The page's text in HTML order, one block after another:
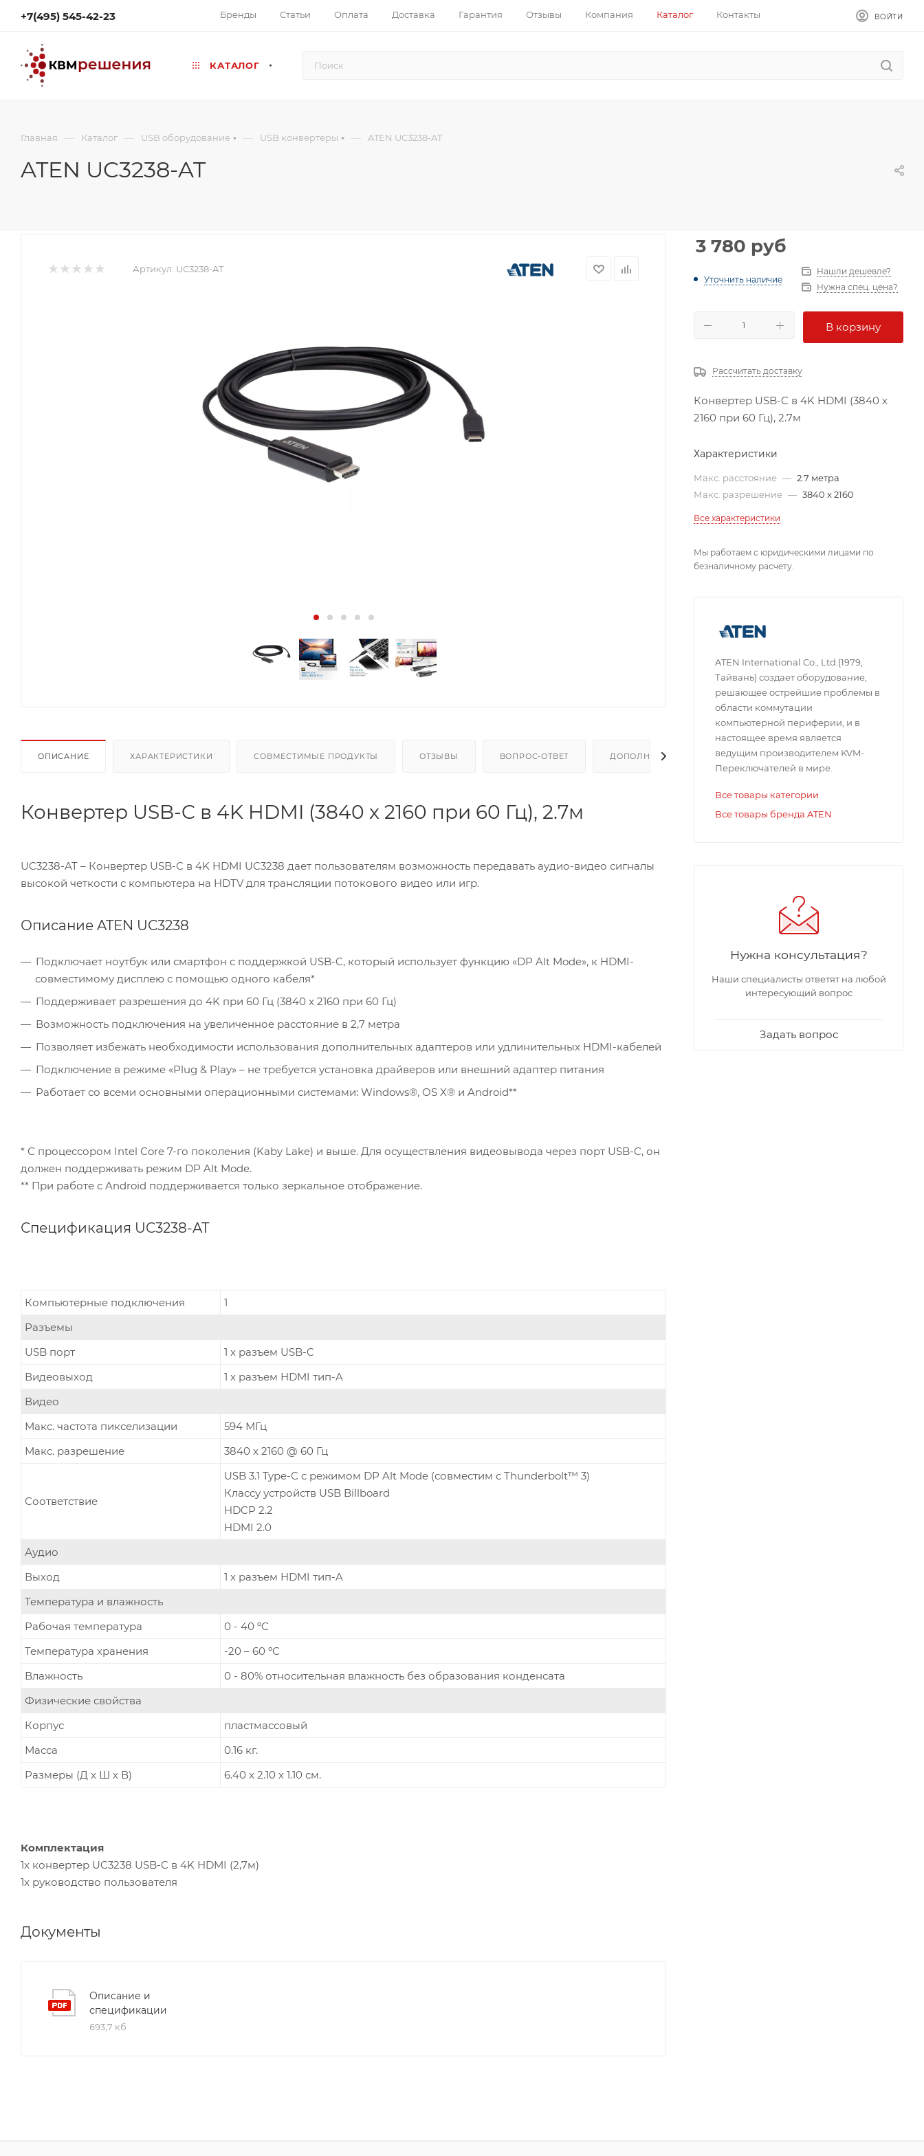
+7(495) 545-42-23 Бренды Статьи Оплата Доставка Гарантия Отзывы Компания Каталог Контакты ВОЙТИ
КАТАЛОГ
Главная — Каталог — USB оборудование — USB конвертеры — ATEN UC3238-AT
ATEN UC3238-AT
Артикул: UC3238-AT
ОПИСАНИЕ ХАРАКТЕРИСТИКИ СОВМЕСТИМЫЕ ПРОДУКТЫ ОТЗЫВЫ ВОПРОС-ОТВЕТ ДОПОЛНИТЕЛЬНО
Конвертер USB-C в 4K HDMI (3840 x 2160 при 60 Гц), 2.7м
UC3238-AT – Конвертер USB-C в 4K HDMI UC3238 дает пользователям возможность передавать аудио-видео сигналы
высокой четкости с компьютера на HDTV для трансляции потокового видео или игр.
Описание ATEN UC3238
Подключает ноутбук или смартфон с поддержкой USB-C, который использует функцию «DP Alt Mode», к HDMI-
совместимому дисплею с помощью одного кабеля*
Поддерживает разрешения до 4K при 60 Гц (3840 x 2160 при 60 Гц)
Возможность подключения на увеличенное расстояние в 2,7 метра
Позволяет избежать необходимости использования дополнительных адаптеров или удлинительных HDMI-кабелей
Подключение в режиме «Plug & Play» – не требуется установка драйверов или внешний адаптер питания
Работает со всеми основными операционными системами: Windows®, OS X® и Android**
* С процессором Intel Core 7-го поколения (Kaby Lake) и выше. Для осуществления видеовывода через порт USB-C, он
должен поддерживать режим DP Alt Mode.
** При работе с Android поддерживается только зеркальное отображение.
Спецификация UC3238-AT
Компьютерные подключения
1
Разъемы
USB порт
1 x разъем USB-C
Видеовыход
1 x разъем HDMI тип-A
Видео
Макс. частота пикселизации
594 МГц
Макс. разрешение
3840 x 2160 @ 60 Гц
Соответствие
USB 3.1 Type-C с режимом DP Alt Mode (совместим с Thunderbolt™ 3)
Классу устройств USB Billboard
HDCP 2.2
HDMI 2.0
Аудио
Выход
1 x разъем HDMI тип-A
Температура и влажность
Рабочая температура
0 - 40 ºC
Температура хранения
-20 – 60 ºC
Влажность
0 - 80% относительная влажность без образования конденсата
Физические свойства
Корпус
пластмассовый
Масса
0.16 кг.
Размеры (Д х Ш х В)
6.40 x 2.10 x 1.10 см.
Комплектация
1x конвертер UC3238 USB-C в 4K HDMI (2,7м)
1x руководство пользователя
Документы
Описание и
спецификации
693,7 кб
3 780 руб
Уточнить наличие
Нашли дешевле?
Нужна спец. цена?
В корзину
Рассчитать доставку
Конвертер USB-C в 4K HDMI (3840 x
2160 при 60 Гц), 2.7м
Характеристики
Макс. расстояние — 2.7 метра
Макс. разрешение — 3840 x 2160
Все характеристики
Мы работаем с юридическими лицами по
безналичному расчету.
ATEN International Co., Ltd.(1979,
Тайвань) создает оборудование,
решающее острейшие проблемы в
области коммутации
компьютерной периферии, и в
настоящее время является
ведущим производителем KVM-
Переключателей в мире.
Все товары категории
Все товары бренда ATEN
Нужна консультация?
Наши специалисты ответят на любой
интересующий вопрос
Задать вопрос